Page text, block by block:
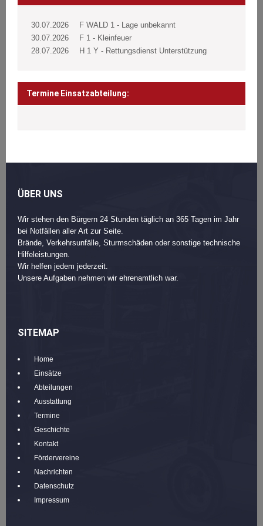
30.07.2026
F WALD 1 - Lage unbekannt
30.07.2026
F 1 - Kleinfeuer
28.07.2026
H 1 Y - Rettungsdienst Unterstützung
Termine Einsatzabteilung:
ÜBER UNS
Wir stehen den Bürgern 24 Stunden täglich an 365 Tagen im Jahr
bei Notfällen aller Art zur Seite.
Brände, Verkehrsunfälle, Sturmschäden oder sonstige technische
Hilfeleistungen.
Wir helfen jedem jederzeit.
Unsere Aufgaben nehmen wir ehrenamtlich war.
SITEMAP
Home
Einsätze
Abteilungen
Ausstattung
Termine
Geschichte
Kontakt
Fördervereine
Nachrichten
Datenschutz
Impressum